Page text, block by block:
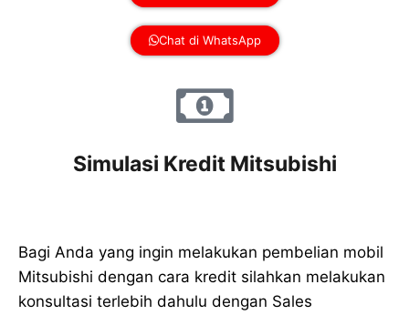
Chat di WhatsApp
Simulasi Kredit Mitsubishi
Bagi Anda yang ingin melakukan pembelian mobil
Mitsubishi dengan cara kredit silahkan melakukan
konsultasi terlebih dahulu dengan Sales